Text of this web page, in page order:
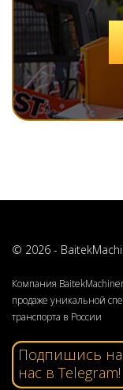
© 2026 -
Компания
продаже уникальной
транспорта в России
Подпишись на
нас в Telegram!